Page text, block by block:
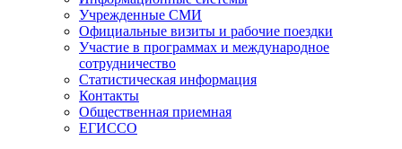
Учрежденные СМИ
Официальные визиты и рабочие поездки
Участие в программах и международное
сотрудничество
Статистическая информация
Контакты
Общественная приемная
ЕГИССО